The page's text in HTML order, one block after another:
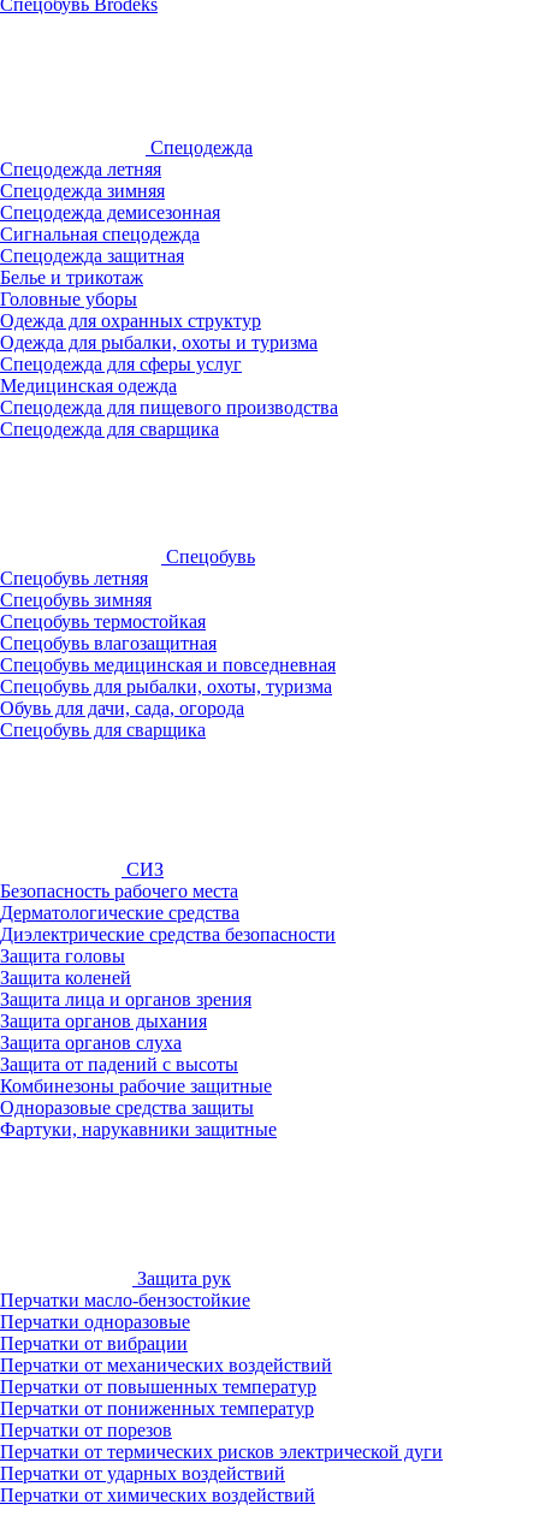
Спецобувь Brodeks
Спецодежда
Спецодежда летняя
Спецодежда зимняя
Спецодежда демисезонная
Сигнальная спецодежда
Спецодежда защитная
Белье и трикотаж
Головные уборы
Одежда для охранных структур
Одежда для рыбалки, охоты и туризма
Спецодежда для сферы услуг
Медицинская одежда
Спецодежда для пищевого производства
Спецодежда для сварщика
Спецобувь
Спецобувь летняя
Спецобувь зимняя
Спецобувь термостойкая
Спецобувь влагозащитная
Спецобувь медицинская и повседневная
Спецобувь для рыбалки, охоты, туризма
Обувь для дачи, сада, огорода
Спецобувь для сварщика
СИЗ
Безопасность рабочего места
Дерматологические средства
Диэлектрические средства безопасности
Защита головы
Защита коленей
Защита лица и органов зрения
Защита органов дыхания
Защита органов слуха
Защита от падений с высоты
Комбинезоны рабочие защитные
Одноразовые средства защиты
Фартуки, нарукавники защитные
Защита рук
Перчатки масло-бензостойкие
Перчатки одноразовые
Перчатки от вибрации
Перчатки от механических воздействий
Перчатки от повышенных температур
Перчатки от пониженных температур
Перчатки от порезов
Перчатки от термических рисков электрической дуги
Перчатки от ударных воздействий
Перчатки от химических воздействий